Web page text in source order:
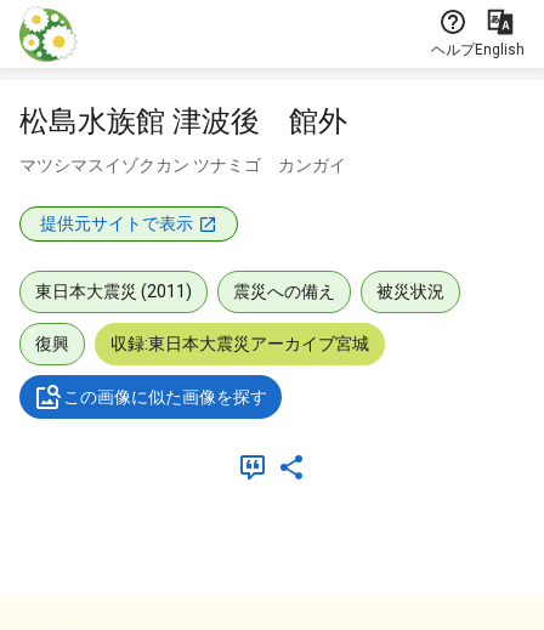
本文に飛ぶ
ヘルプEnglish
松島水族館 津波後 館外
マツシマスイゾクカン ツナミゴ カンガイ
提供元サイトで表示
東日本大震災 (2011) 震災への備え 被災状況
復興 収録:東日本大震災アーカイブ宮城
この画像に似た画像を探す